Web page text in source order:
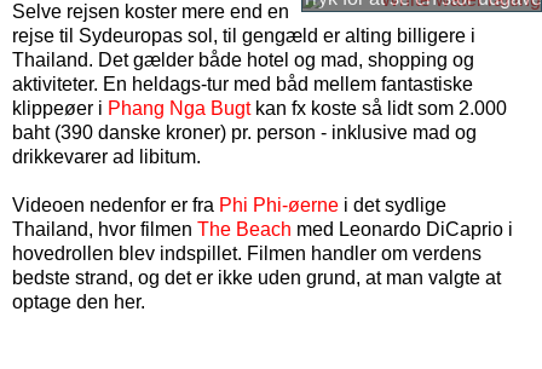
Selve rejsen koster mere end en
rejse til Sydeuropas sol, til gengæld er alting billigere i
Thailand. Det gælder både hotel og mad, shopping og
aktiviteter. En heldags-tur med båd mellem fantastiske
klippeøer i Phang Nga Bugtkan fx koste så lidt som 2.000
baht (390 danske kroner) pr. person - inklusive mad og
drikkevarer ad libitum.
Videoen nedenfor er fra Phi Phi-øerne i det sydlige
Thailand, hvor filmen The Beach med Leonardo DiCaprio i
hovedrollen blev indspillet. Filmen handler om verdens
bedste strand, og det er ikke uden grund, at man valgte at
optage den her.